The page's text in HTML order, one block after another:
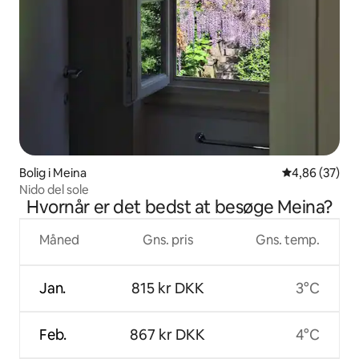
Bolig i Meina 4,86 ud af 5 i
4,86 (37)
Nido del sole
Hvornår er det bedst at besøge Meina?
Måned
Jan.
Feb.
Gns. pris
815 kr DKK
867 kr DKK
Gns. temp.
3°C
4°C